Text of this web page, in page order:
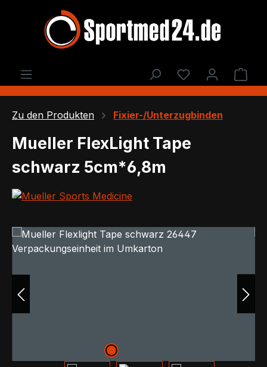
Zum Hauptinhalt springen
Du hast 0
Zu den Produkten Fixier-/Unterzugbinden
Mueller FlexLight Tape
schwarz 5cm*6,8m
Bildergalerie überspringen